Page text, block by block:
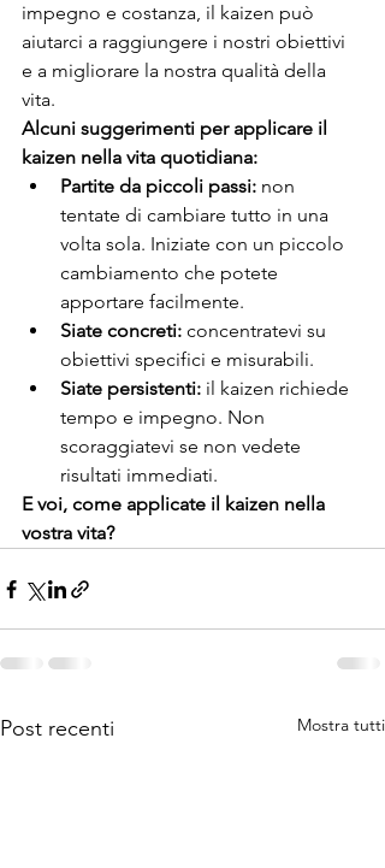
impegno e costanza, il kaizen può
aiutarci a raggiungere i nostri obiettivi
e a migliorare la nostra qualità della
vita.
Alcuni suggerimenti per applicare il
kaizen nella vita quotidiana:
Partite da piccoli passi: non
tentate di cambiare tutto in una
volta sola. Iniziate con un piccolo
cambiamento che potete
apportare facilmente.
Siate concreti: concentratevi su
obiettivi specifici e misurabili.
Siate persistenti: il kaizen richiede
tempo e impegno. Non
scoraggiatevi se non vedete
risultati immediati.
E voi, come applicate il kaizen nella
vostra vita?
Post recenti Mostra tutti